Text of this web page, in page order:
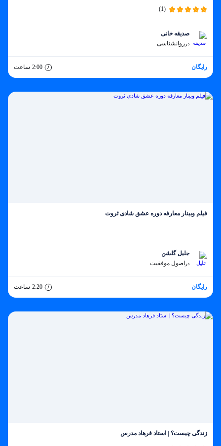
(1)
صدیقه خانی
در روانشناسی
رایگان 2:00 ساعت
فیلم وبینار معارفه دوره عشق شادی ثروت
جلیل گلشن
در اصول موفقیت
رایگان 2:20 ساعت
زندگی چیست؟ | استاد فرهاد مدرس